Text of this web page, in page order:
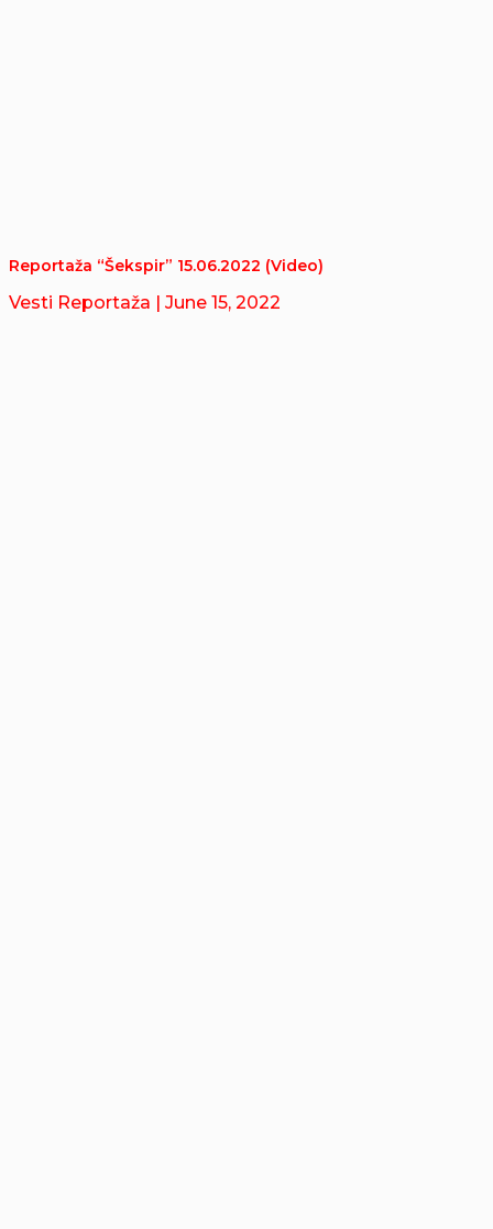
Reportaža “Šekspir” 15.06.2022 (Video)
Vesti Reportaža | June 15, 2022